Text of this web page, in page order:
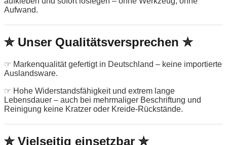
Aufwand.
✮ Unser Qualitätsversprechen ✮
☞ Markenqualität gefertigt in Deutschland – keine importierte
Auslandsware.
☞ Hohe Widerstandsfähigkeit und extrem lange
Lebensdauer – auch bei mehrmaliger Beschriftung und
Reinigung keine Kratzer oder Kreide-Rückstände.
✮ Vielseitig einsetzbar ✮